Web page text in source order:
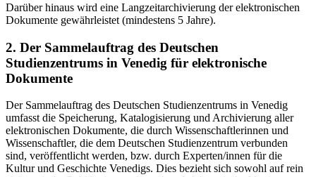
Darüber hinaus wird eine Langzeitarchivierung der elektronischen
Dokumente gewährleistet (mindestens 5 Jahre).
2. Der Sammelauftrag des Deutschen
Studienzentrums in Venedig für elektronische
Dokumente
Der Sammelauftrag des Deutschen Studienzentrums in Venedig
umfasst die Speicherung, Katalogisierung und Archivierung aller
elektronischen Dokumente, die durch Wissenschaftlerinnen und
Wissenschaftler, die dem Deutschen Studienzentrum verbunden
sind, veröffentlicht werden, bzw. durch Experten/innen für die
Kultur und Geschichte Venedigs. Dies bezieht sich sowohl auf rein